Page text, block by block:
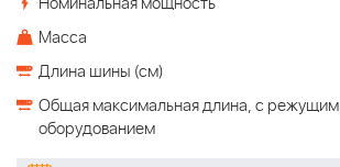
Масса
Длина шины (см)
Общая максимальная длина, c режущим
оборудованием